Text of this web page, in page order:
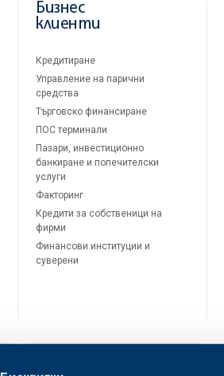
Бизнес
клиенти
Кредитиране
Управление на парични
средства
Търговско финансиране
ПОС терминали
Пазари, инвестиционно
банкиране и попечителски
услуги
Факторинг
Кредити за собственици на
фирми
Финансови институции и
суверени